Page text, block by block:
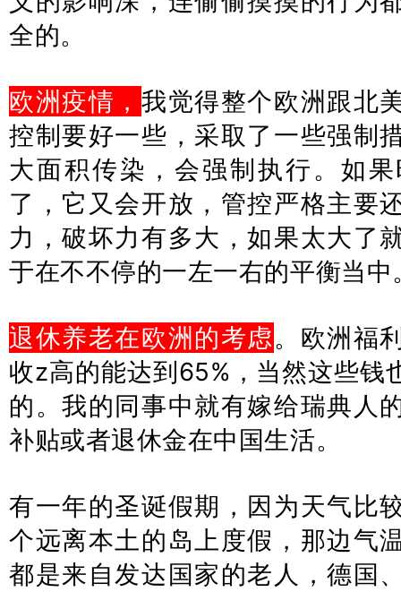
全的。
欧洲疫情，我觉得整个欧洲跟北
控制要好一些，采取了一些强制
大面积传染，会强制执行。如
了，它又会开放，管控严格主要
力，破坏力有多大，如果太大了
于在不不停的一左一右的平衡当中
退休养老在欧洲的考虑。欧洲福
收z高的能达到65%，当然这些钱
的。我的同事中就有嫁给瑞典人
补贴或者退休金在中国生活。
有一年的圣诞假期，因为天气比
个远离本土的岛上度假，那边气
都是来自发达国家的老人，德国